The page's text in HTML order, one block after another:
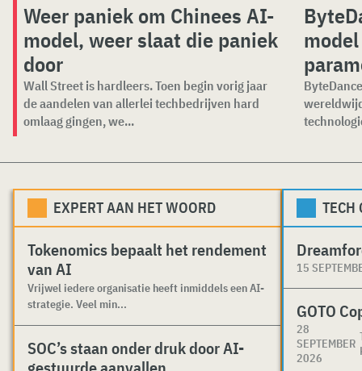
Weer paniek om Chinees AI-
model, weer slaat die paniek
door
Wall Street is hardleers. Toen begin vorig jaar
de aandelen van allerlei techbedrijven hard
omlaag gingen, we...
EXPERT AAN HET WOORD
Tokenomics bepaalt het rendement
van AI
Vrijwel iedere organisatie heeft inmiddels een AI-
strategie. Veel min...
SOC’s staan onder druk door AI-
TECH
15
GOTO
28
SEPTEMBER
2026